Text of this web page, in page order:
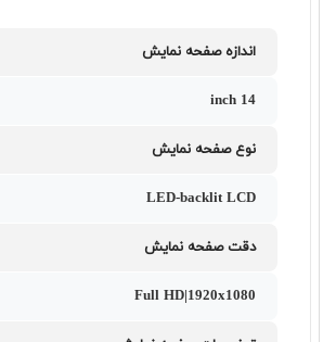
اندازه صفحه نمایش
14 inch
نوع صفحه نمایش
LED-backlit LCD
دقت صفحه نمایش
Full HD|1920x1080